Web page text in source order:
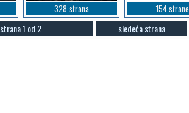
328 strana 154 strane
strana 1 od 2 sledeća strana